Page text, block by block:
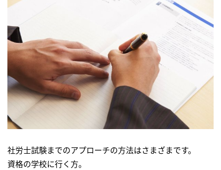
社労士試験までのアプローチの方法はさまざまです。
資格の学校に行く方。